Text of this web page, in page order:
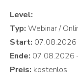
Level:
Typ:
Start:
Ende:
Preis: